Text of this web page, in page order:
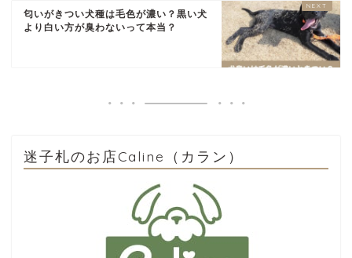
匂いがきつい犬種は毛色が濃い？黒い犬
より白い方が臭わないって本当？
迷子札のお店Caline（カラン）